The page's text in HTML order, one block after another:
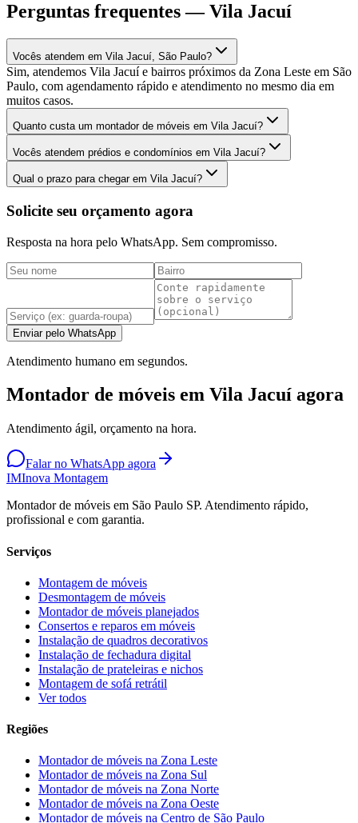
Perguntas frequentes —Vila Jacuí
Vocês atendem em Vila Jacuí, São Paulo?
Sim, atendemos Vila Jacuí e bairros próximos da Zona Leste em São
Paulo, com agendamento rápido e atendimento no mesmo dia em
muitos casos.
Quanto custa um montador de móveis em Vila Jacuí?
Vocês atendem prédios e condomínios em Vila Jacuí?
Qual o prazo para chegar em Vila Jacuí?
Solicite seu orçamento agora
Resposta na hora pelo WhatsApp. Sem compromisso.
Enviar pelo WhatsApp
Atendimento humano em segundos.
Montador de móveis em Vila Jacuí agora
Atendimento ágil, orçamento na hora.
Falar no WhatsApp agora
IMInova Montagem
Montador de móveis em São Paulo SP. Atendimento rápido,
profissional e com garantia.
Serviços
Montagem de móveis
Desmontagem de móveis
Montador de móveis planejados
Consertos e reparos em móveis
Instalação de quadros decorativos
Instalação de fechadura digital
Instalação de prateleiras e nichos
Montagem de sofá retrátil
Ver todos
Regiões
Montador de móveis na Zona Leste
Montador de móveis na Zona Sul
Montador de móveis na Zona Norte
Montador de móveis na Zona Oeste
Montador de móveis na Centro de São Paulo